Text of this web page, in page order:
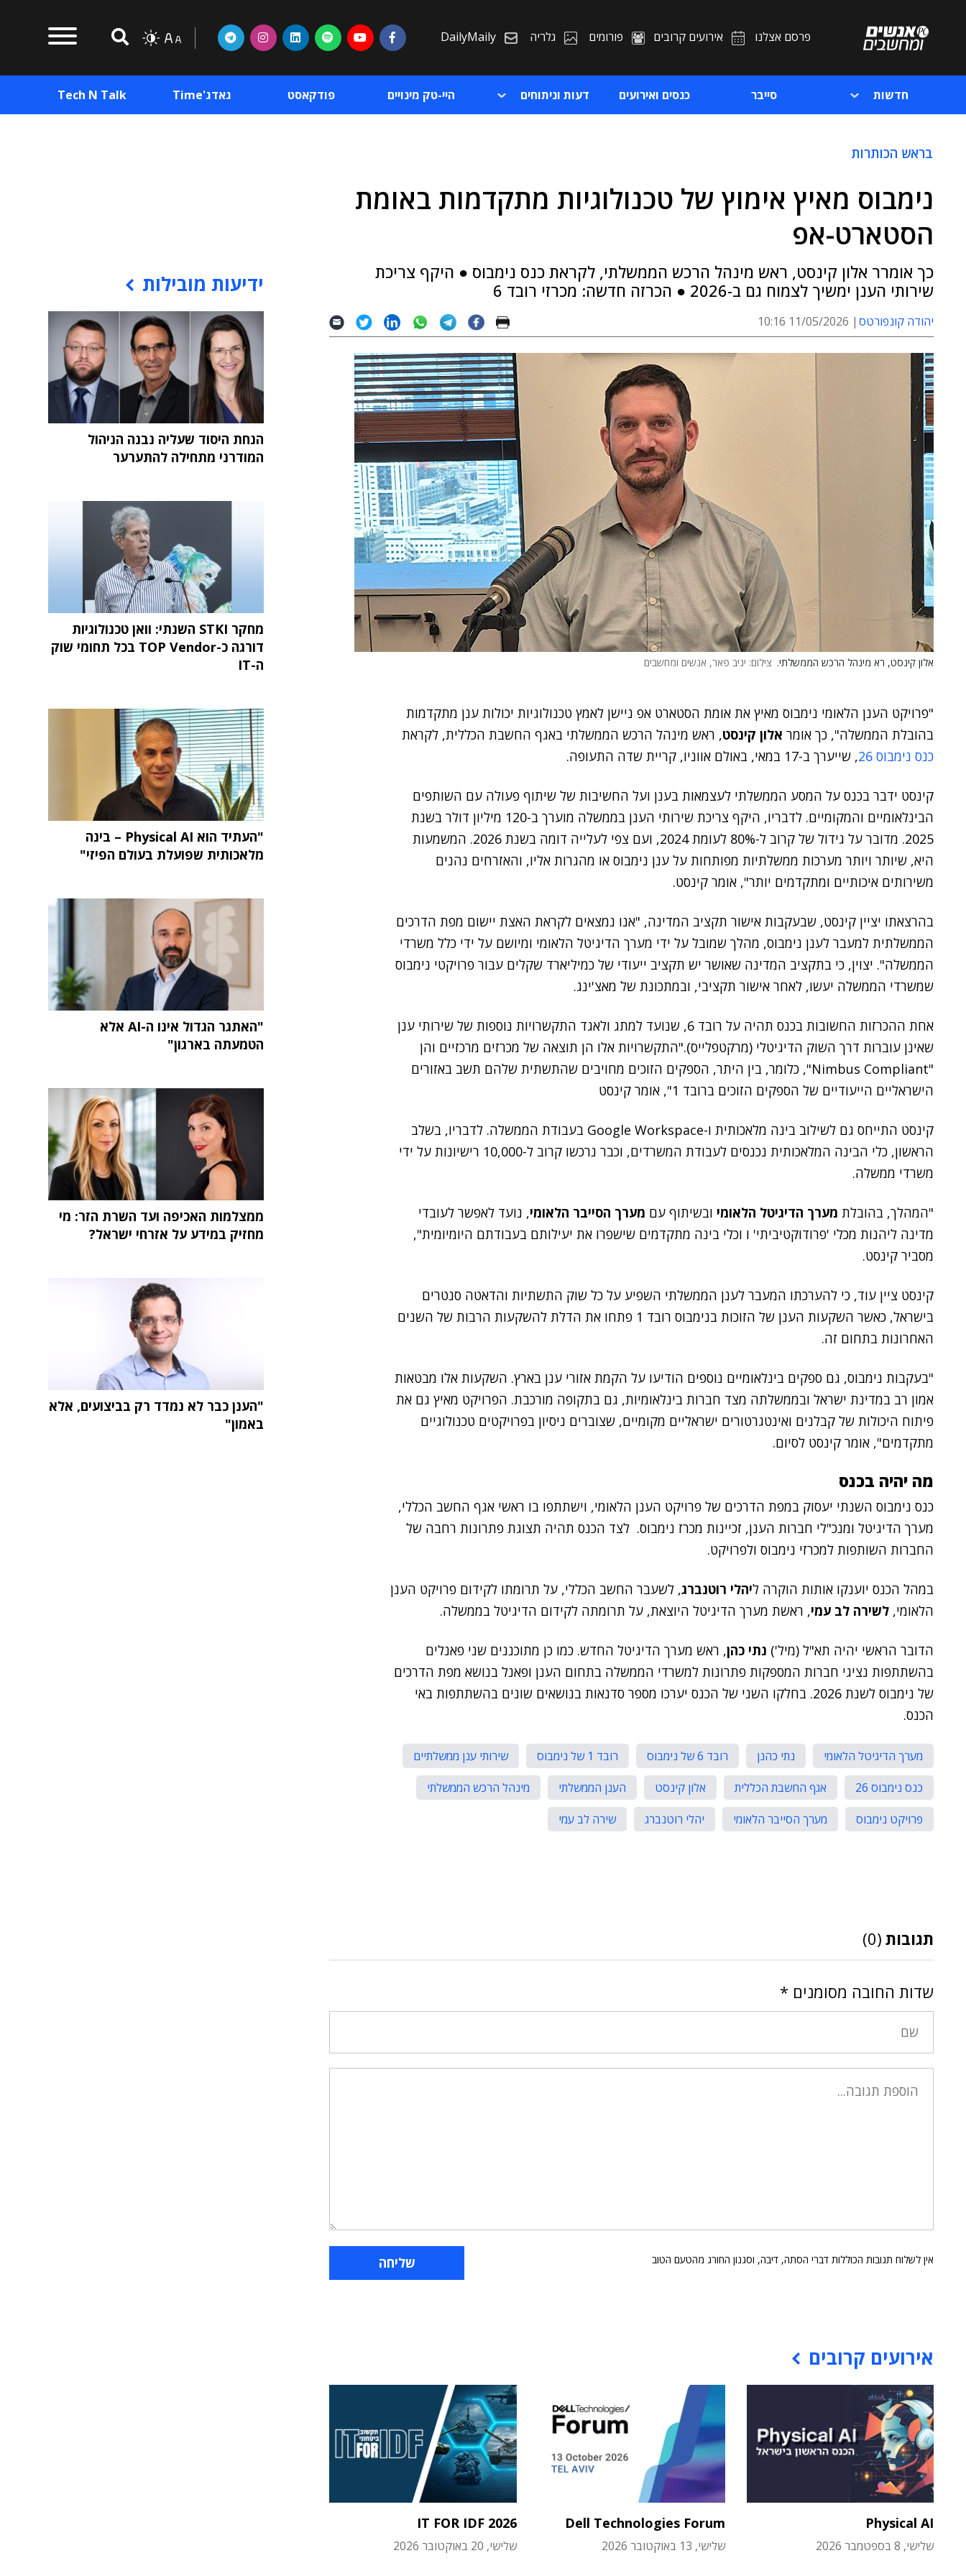
פרסם אצלנו אירועים קרובים פורומים גלריה DailyMaily
חדשות סייבר כנסים ואירועים דעות וניתוחים היי-טק מינויים פודקאסט גאדג'Time Tech N Talk
בראש הכותרות
נימבוס מאיץ אימוץ של טכנולוגיות מתקדמות באומת
הסטארט-אפ
כך אומרר אלון קינסט, ראש מינהל הרכש הממשלתי, לקראת כנס נימבוס ● היקף צריכת
שירותי הענן ימשיך לצמוח גם ב-2026 ● הכרזה חדשה: מכרזי רובד 6
יהודה קונפורטס 11/05/2026 10:16
אלון קינסט, רא מינהל הרכש הממשלתי. צילום: יניב פאר, אנשים ומחשבים
"פרויקט הענן הלאומי נימבוס מאיץ את אומת הסטארט אפ ניישן לאמץ טכנולוגיות יכולות ענן מתקדמות
בהובלת הממשלה", כך אומר אלון קינסט, ראש מינהל הרכש הממשלתי באגף החשבת הכללית, לקראת
כנס נימבוס 26
, שייערך ב-17 במאי, באולם אווניו, קריית שדה התעופה.
קינסט ידבר בכנס על המסע הממשלתי לעצמאות בענן ועל החשיבות של שיתוף פעולה עם השותפים
הבינלאומיים והמקומיים. לדבריו, היקף צריכת שירותי הענן בממשלה מוערך ב-120 מיליון דולר בשנת
2025. מדובר על גידול של קרוב ל-80% לעומת 2024, ועם צפי לעלייה דומה בשנת 2026. המשמעות
היא, שיותר ויותר מערכות ממשלתיות מפותחות על ענן נימבוס או מהגרות אליו, והאזרחים נהנים
משירותים איכותיים ומתקדמים יותר", אומר קינסט.
בהרצאתו יציין קינסט, שבעקבות אישור תקציב המדינה, "אנו נמצאים לקראת האצת יישום מפת הדרכים
הממשלתית למעבר לענן נימבוס, מהלך שמובל על ידי מערך הדיגיטל הלאומי ומיושם על ידי כלל משרדי
הממשלה". יצוין, כי בתקציב המדינה שאושר יש תקציב ייעודי של כמיליארד שקלים עבור פרויקטי נימבוס
שמשרדי הממשלה יעשו, לאחר אישור תקציבי, ובמתכונת של מאצ'ינג.
אחת ההכרזות החשובות בכנס תהיה על רובד 6, שנועד למתג ולאגד התקשרויות נוספות של שירותי ענן
שאינן עוברות דרך השוק הדיגיטלי (מרקטפלייס)."התקשרויות אלו הן תוצאה של מכרזים מרכזיים והן
"Nimbus Compliant", כלומר, בין היתר, הספקים הזוכים מחויבים שהתשתית שלהם תשב באזורים
הישראליים הייעודיים של הספקים הזוכים ברובד 1", אומר קינסט
קינסט התייחס גם לשילוב בינה מלאכותית ו-Google Workspace בעבודת הממשלה. לדבריו, בשלב
הראשון, כלי הבינה המלאכותית נכנסים לעבודת המשרדים, וכבר נרכשו קרוב ל-10,000 רישיונות על ידי
משרדי ממשלה.
"המהלך, בהובלת מערך הדיגיטל הלאומי ובשיתוף עם מערך הסייבר הלאומי, נועד לאפשר לעובדי
מדינה ליהנות מכלי 'פרודוקטיביתי' ו וכלי בינה מתקדמים שישפרו את יעילותם בעבודתם היומיומית",
מסביר קינסט.
קינסט ציין עוד, כי להערכתו המעבר לענן הממשלתי השפיע על כל שוק התשתיות והדאטה סנטרים
בישראל, כאשר השקעות הענן של הזוכות בנימבוס רובד 1 פתחו את הדלת להשקעות הרבות של השנים
האחרונות בתחום זה.
"בעקבות נימבוס, גם ספקים בינלאומיים נוספים הודיעו על הקמת אזורי ענן בארץ. השקעות אלו מבטאות
אמון רב במדינת ישראל ובממשלתה מצד חברות בינלאומיות, גם בתקופה מורכבת. הפרויקט מאיץ גם את
פיתוח היכולות של קבלנים ואינטגרטורים ישראליים מקומיים, שצוברים ניסיון בפרויקטים טכנולוגיים
מתקדמים", אומר קינסט לסיום.
מה יהיה בכנס
כנס נימבוס השנתי יעסוק במפת הדרכים של פרויקט הענן הלאומי, וישתתפו בו ראשי אגף החשב הכללי,
מערך הדיגיטל ומנכ"לי חברות הענן, זכיינות מכרז נימבוס. לצד הכנס תהיה תצוגת פתרונות רחבה של
החברות השותפות למכרזי נימבוס ולפרויקט.
במהל הכנס יוענקו אותות הוקרה ליהלי רוטנברג, לשעבר החשב הכללי, על תרומתו לקידום פרויקט הענן
הלאומי, לשירה לב עמי, ראשת מערך הדיגיטל היוצאת, על תרומתה לקידום הדיגיטל בממשלה.
הדובר הראשי יהיה תא"ל (מיל') נתי כהן, ראש מערך הדיגיטל החדש. כמו כן מתוכננים שני פאנלים
בהשתתפות נציגי חברות המספקות פתרונות למשרדי הממשלה בתחום הענן ופאנל בנושא מפת הדרכים
של נימבוס לשנת 2026. בחלקו השני של הכנס יערכו מספר סדנאות בנושאים שונים בהשתתפות באי
הכנס.
מערך הדיגיטל הלאומי נתי כהנן רובד 6 של נימבוס רובד 1 של נימבוס
שירותי ענן ממשלתיים
כנס נימבוס 26
אגף החשבת הכללית אלון קינסט הענן הממשלתי
מינהל הרכש הממשלתי
פרויקט נימבוס
מערך הסייבר הלאומי יהלי רוטנברג שירה לב עמי
תגובות (0)
שדות החובה מסומנים *
אין לשלוח תגובות הכוללות דברי הסתה, דיבה, וסגנון החורג מהטעם הטוב
אירועים קרובים
Physical AI
שלישי, 8 בספטמבר 2026
Dell Technologies Forum
שלישי, 13 באוקטובר 2026
IT FOR IDF 2026
שלישי, 20 באוקטובר 2026
ידיעות מובילות
הנחת היסוד שעליה נבנה הניהול
המודרני מתחילה להתערער
מחקר STKI השנתי: וואן טכנולוגיות
דורגה כ-TOP Vendor בכל תחומי שוק
ה-IT
"העתיד הוא Physical AI – בינה
מלאכותית שפועלת בעולם הפיזי"
"האתגר הגדול אינו ה-AI אלא
הטמעתה בארגון"
ממצלמות האכיפה ועד השרת הזר: מי
מחזיק במידע על אזרחי ישראל?
"הענן כבר לא נמדד רק בביצועים, אלא
באמון"